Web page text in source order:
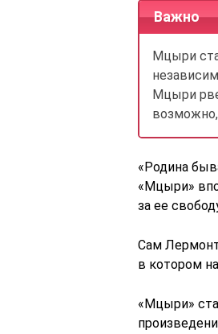
Важно
Мцыри
Мцыри
«Родина
«Мцыри»
за ее
Сам
в котором
«Мцыри»